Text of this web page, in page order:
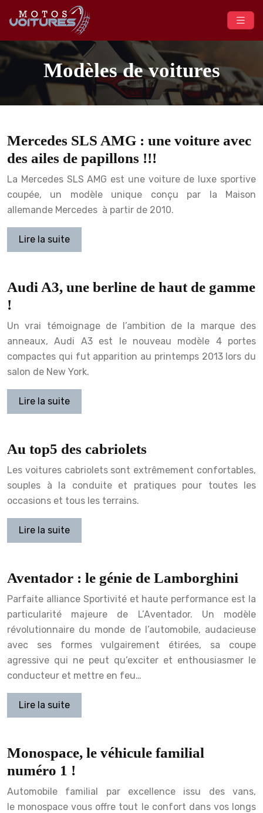
Modèles de voitures
Mercedes SLS AMG : une voiture avec
des ailes de papillons !!!
La Mercedes SLS AMG est une voiture de luxe sportive
coupée, un modèle unique conçu par la Maison
allemande Mercedes à partir de 2010.
Lire la suite
Audi A3, une berline de haut de gamme
!
Un vrai témoignage de l’ambition de la marque des
anneaux, Audi A3 est le nouveau modèle 4 portes
compactes qui fut apparition au printemps 2013 lors du
salon de New York.
Lire la suite
Au top5 des cabriolets
Les voitures cabriolets sont extrêmement confortables,
souples à la conduite et pratiques pour toutes les
occasions et tous les terrains.
Lire la suite
Aventador : le génie de Lamborghini
Parfaite alliance Sportivité et haute performance est la
particularité majeure de L’Aventador. Un modèle
révolutionnaire du monde de l’automobile, audacieuse
avec ses formes vulgairement étirées, sa coupe
agressive qui ne peut qu’exciter et enthousiasmer le
conducteur et mettre en feu…
Lire la suite
Monospace, le véhicule familial
numéro 1 !
Automobile familial par excellence issu des vans,
le monospace vous offre tout le confort dans vos longs